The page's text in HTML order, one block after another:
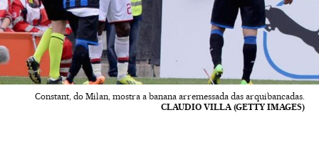
Constant, do Milan, mostra a banana arremessada das arquibancadas.
CLAUDIO VILLA (GETTY IMAGES)